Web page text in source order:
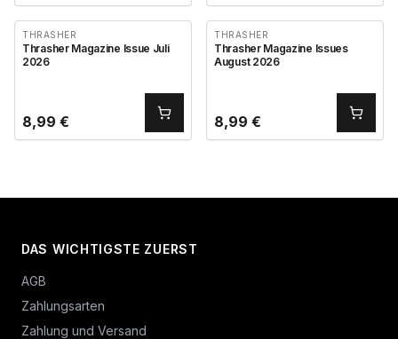
THRASHER
Thrasher Magazine Issue Juli
2026
8,99 €
THRASHER
Thrasher Magazine Issues
August 2026
8,99 €
DAS WICHTIGSTE ZUERST
AGB
Zahlungsarten
Zahlung und Versand